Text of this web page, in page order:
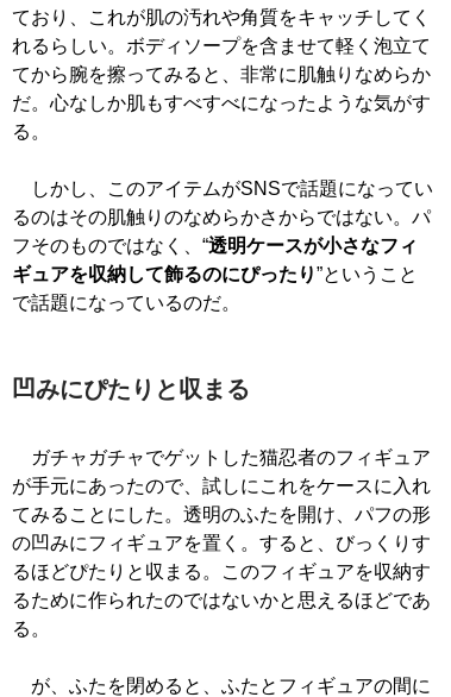
ており、これが肌の汚れや角質をキャッチしてく
れるらしい。ボディソープを含ませて軽く泡立て
てから腕を擦ってみると、非常に肌触りなめらか
だ。心なしか肌もすべすべになったような気がす
る。
しかし、このアイテムがSNSで話題になってい
るのはその肌触りのなめらかさからではない。パ
フそのものではなく、“透明ケースが小さなフィ
ギュアを収納して飾るのにぴったり”ということ
で話題になっているのだ。
凹みにぴたりと収まる
ガチャガチャでゲットした猫忍者のフィギュア
が手元にあったので、試しにこれをケースに入れ
てみることにした。透明のふたを開け、パフの形
の凹みにフィギュアを置く。すると、びっくりす
るほどぴたりと収まる。このフィギュアを収納す
るために作られたのではないかと思えるほどであ
る。
が、ふたを閉めると、ふたとフィギュアの間に